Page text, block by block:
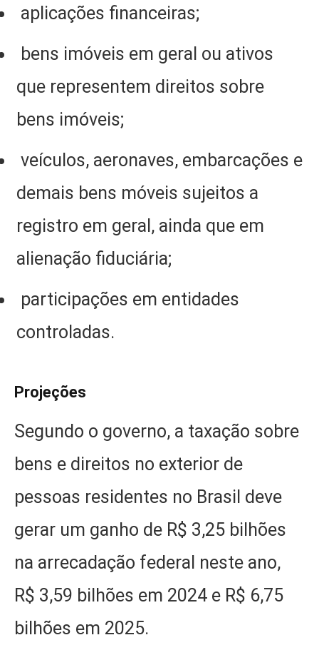
aplicações financeiras;
bens imóveis em geral ou ativos
que representem direitos sobre
bens imóveis;
veículos, aeronaves, embarcações e
demais bens móveis sujeitos a
registro em geral, ainda que em
alienação fiduciária;
participações em entidades
controladas.
Projeções
Segundo o governo, a taxação sobre
bens e direitos no exterior de
pessoas residentes no Brasil deve
gerar um ganho de R$ 3,25 bilhões
na arrecadação federal neste ano,
R$ 3,59 bilhões em 2024 e R$ 6,75
bilhões em 2025.